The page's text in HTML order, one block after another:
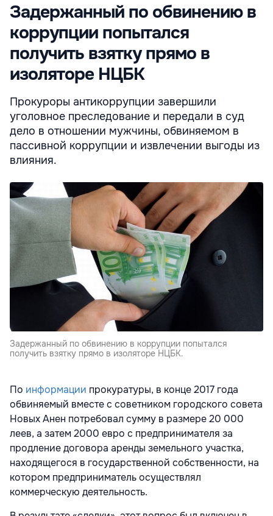
Задержанный по обвинению в
коррупции попытался
получить взятку прямо в
изоляторе НЦБК
Прокуроры антикоррупции завершили
уголовное преследование и передали в суд
дело в отношении мужчины, обвиняемом в
пассивной коррупции и извлечении выгоды из
влияния.
Задержанный по обвинению в коррупции попытался
получить взятку прямо в изоляторе НЦБК.
По информации прокуратуры, в конце 2017 года
обвиняемый вместе с советником городского совета
Новых Анен потребовал сумму в размере 20 000
леев, а затем 2000 евро с предпринимателя за
продление договора аренды земельного участка,
находящегося в государственной собственности, на
котором предприниматель осуществлял
коммерческую деятельность.